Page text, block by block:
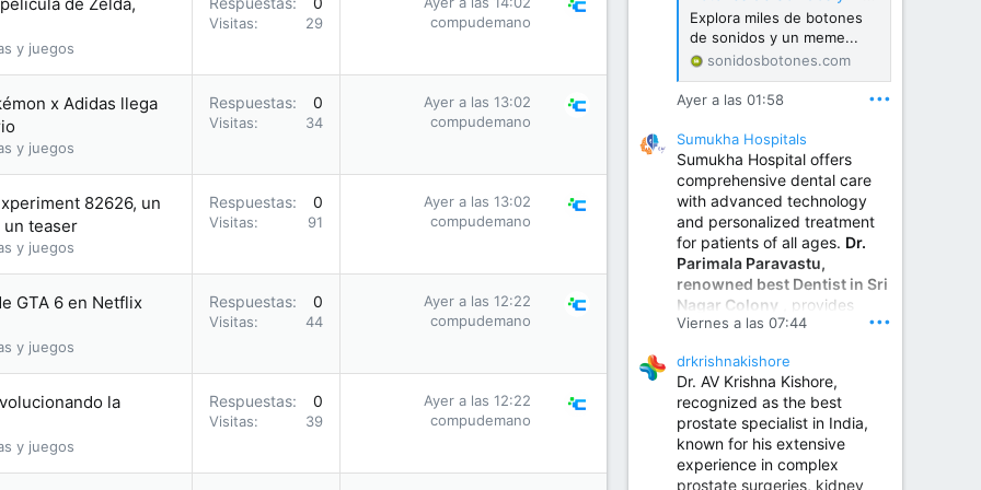
de Zelda,
y juegos
Visitas 29
compudemano
x Adidas llega
y juegos
Respuestas 0
Visitas 34
Ayer a las 13:02
compudemano
82626, un
teaser
y juegos
Respuestas 0
Visitas 91
Ayer a las 13:02
compudemano
GTA 6 en Netflix
y juegos
Respuestas 0
Visitas 44
Ayer a las 12:22
compudemano
la
y juegos
Respuestas 0
Visitas 39
Ayer a las 12:22
compudemano
Explora miles de botones
de sonidos y un meme...
sonidosbotones.com
Ayer a las 01:58 •••
Sumukha Hospitals
Sumukha Hospital offers
comprehensive dental care
with advanced technology
and personalized treatment
for patients of all ages. Dr.
Parimala Paravastu,
renowned best Dentist in Sri
Nagar Colony , provides
expert care for tooth pain,
treatment, dental implants,
smile designing, cosmetic
dentistry.
Sumukha Hospital | Ear, Nose & Throat, Dental & Maxillofacial Surgery Center
Viernes a las 07:44 •••
drkrishnakishore
Dr. AV Krishna Kishore,
recognized as the best
prostate specialist in India,
known for his extensive
experience in complex
prostate surgeries, kidney